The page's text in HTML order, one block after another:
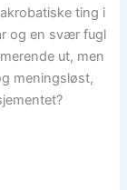
ting i
og en svær fugl
ut, men
meningsløst,